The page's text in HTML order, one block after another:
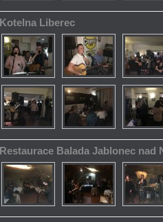
Liberec
Balada Jablonec nad